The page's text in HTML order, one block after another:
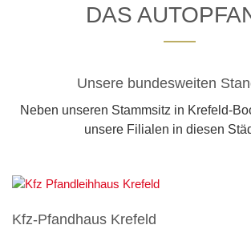
DAS
Unsere bundesweiten
Neben unseren Stammsitz in Krefeld-
unsere Filialen in diesen
Kfz-Pfandhaus Krefeld